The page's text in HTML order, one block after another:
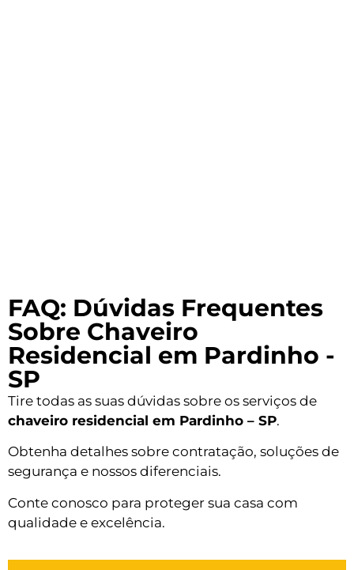
FAQ: Dúvidas Frequentes
Sobre Chaveiro
Residencial em Pardinho -
SP
Tire todas as suas dúvidas sobre os serviços de
chaveiro residencial em Pardinho – SP.
Obtenha detalhes sobre contratação, soluções de
segurança e nossos diferenciais.
Conte conosco para proteger sua casa com
qualidade e excelência.